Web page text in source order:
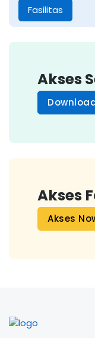
Fasilitas
Akses
Akses
Akses